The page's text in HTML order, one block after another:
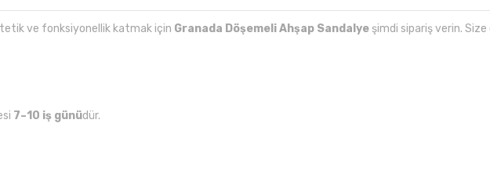
ve fonksiyonellik katmak için Granada Döşemeli Ahşap Sandalye şimdi sipariş verin.
7–10 iş günüdür.